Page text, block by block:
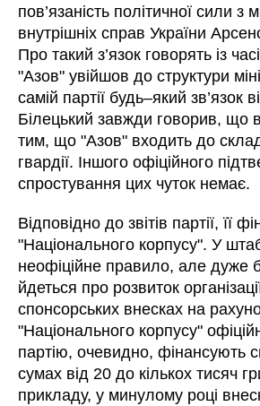
пов’язаність політичної сили з
внутрішніх справ України
Про такий з’язок говорять із
"Азов" увійшов до структури
самій партії будь–який зв’язок
Білецький завжди говорив, що
тим, що "Азов" входить до
гвардії. Іншого офіційного
спростування цих чуток немає.
Відповідно до звітів партії, її
"Національного корпусу". У
неофіційне правило, але дуже
йдеться про розвиток
спонсорських внесках на
"Національного корпусу"
партію, очевидно, фінансують
сумах від 20 до кількох тисяч
прикладу, у минулому році